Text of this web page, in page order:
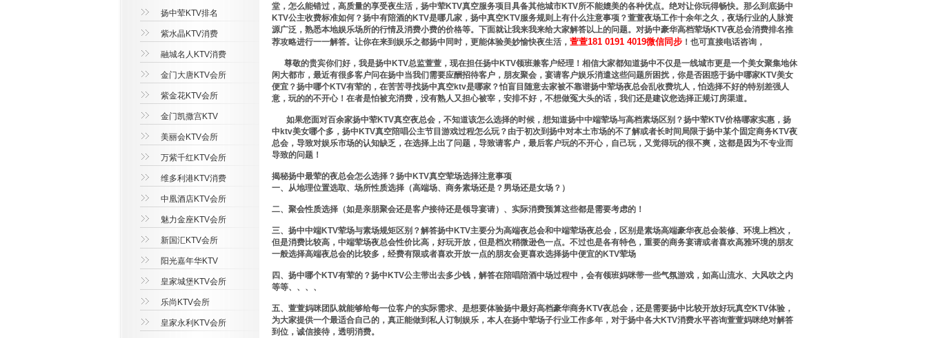
扬中荤KTV排名
紫水晶KTV消费
融城名人KTV消费
金门大唐KTV会所
紫金花KTV会所
金门凯撒宫KTV
美丽会KTV会所
万紫千红KTV会所
维多利港KTV消费
中凰酒店KTV会所
魅力金座KTV会所
新国汇KTV会所
阳光嘉年华KTV
皇家城堡KTV会所
乐尚KTV会所
皇家永利KTV会所
堂，怎么能错过，高质量的享受夜生活，扬中荤KTV真空服务项目具备其他城市KTV所不能媲美的各种优点。绝对让你玩得畅快。那么到底扬中
KTV公主收费标准如何？扬中有陪酒的KTV是哪几家，扬中真空KTV服务规则上有什么注意事项？萱萱夜场工作十余年之久，夜场行业的人脉资
源广泛，熟悉本地娱乐场所的行情及消费小费的价格等。下面就让我来我来给大家解答以上的问题。对扬中豪华高档荤场KTV夜总会消费排名推
荐攻略进行一一解答。让你在来到娱乐之都扬中同时，更能体验美妙愉快夜生活， 萱萱181 0191 4019微信同步 ！也可直接电话咨询，
尊敬的贵宾你们好，我是扬中KTV总监萱萱，现在担任扬中KTV领班兼客户经理！相信大家都知道扬中不仅是一线城市更是一个美女聚集地休
闲大都市，最近有很多客户问在扬中当我们需要应酬招待客户，朋友聚会，宴请客户娱乐消遣这些问题所困扰，你是否困惑于扬中哪家KTV美女
便宜？扬中哪个KTV有荤的，在苦苦寻找扬中真空ktv是哪家？怕盲目随意去家被不靠谱扬中荤场夜总会乱收费坑人，怕选择不好的特别差强人
意，玩的的不开心！在者是怕被充消费，没有熟人又担心被宰，安排不好，不想做冤大头的话，我们还是建议您选择正规订房渠道。
如果您面对百余家扬中荤KTV真空夜总会，不知道该怎么选择的时候，想知道扬中中端荤场与高档素场区别？扬中荤KTV价格哪家实惠，扬
中ktv美女哪个多，扬中KTV真空陪唱公主节目游戏过程怎么玩？由于初次到扬中对本土市场的不了解或者长时间局限于扬中某个固定商务KTV夜
总会，导致对娱乐市场的认知缺乏，在选择上出了问题，导致请客户，最后客户玩的不开心，自己玩，又觉得玩的很不爽，这都是因为不专业而
导致的问题！
揭秘扬中最荤的夜总会怎么选择？扬中KTV真空荤场选择注意事项
一、从地理位置选取、场所性质选择（高端场、商务素场还是？男场还是女场？）
二、聚会性质选择（如是亲朋聚会还是客户接待还是领导宴请）、实际消费预算这些都是需要考虑的！
三、扬中中端KTV荤场与素场规矩区别？解答扬中KTV主要分为高端夜总会和中端荤场夜总会，区别是素场高端豪华夜总会装修、环境上档次，
但是消费比较高，中端荤场夜总会性价比高，好玩开放，但是档次稍微逊色一点。不过也是各有特色，重要的商务宴请或者喜欢高雅环境的朋友
一般选择高端夜总会的比较多，经费有限或者喜欢开放一点的朋友会更喜欢选择扬中便宜的KTV荤场
四、扬中哪个KTV有荤的？扬中KTV公主带出去多少钱，解答在陪唱陪酒中场过程中，会有领班妈咪带一些气氛游戏，如高山流水、大风吹之内
等等、、、、
五、萱萱妈咪团队就能够给每一位客户的实际需求、是想要体验扬中最好高档豪华商务KTV夜总会，还是需要扬中比较开放好玩真空KTV体验，
为大家提供一个最适合自己的，真正能做到私人订制娱乐，本人在扬中荤场子行业工作多年，对于扬中各大KTV消费水平咨询萱萱妈咪绝对解答
到位，诚信接待，透明消费。